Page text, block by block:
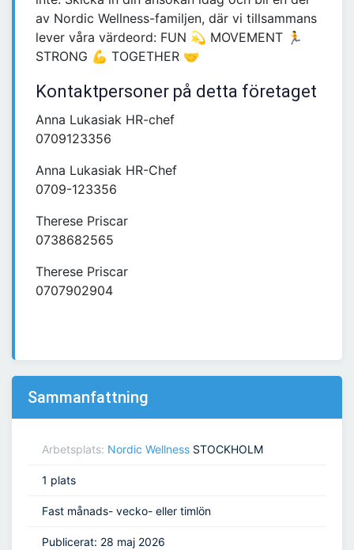
av Nordic Wellness-familjen, där vi tillsammans
lever våra värdeord: FUN 💫 MOVEMENT 🏃
STRONG 💪 TOGETHER 🤝
Kontaktpersoner på detta företaget
Anna Lukasiak HR-chef
0709123356
Anna Lukasiak HR-Chef
0709-123356
Therese Priscar
0738682565
Therese Priscar
0707902904
Sammanfattning
Arbetsplats: Nordic Wellness STOCKHOLM
1 plats
Fast månads- vecko- eller timlön
Publicerat: 28 maj 2026